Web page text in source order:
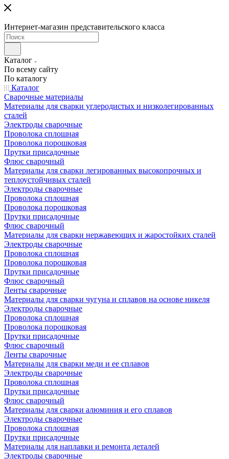
Интернет-магазин представительского класса
Каталог
По всему сайту
По каталогу
Каталог
Сварочные материалы
Материалы для сварки углеродистых и низколегированных
сталей
Электроды сварочные
Проволока сплошная
Проволока порошковая
Прутки присадочные
Флюс сварочный
Материалы для сварки легированных высокопрочных и
теплоустойчивых сталей
Электроды сварочные
Проволока сплошная
Проволока порошковая
Прутки присадочные
Флюс сварочный
Материалы для сварки нержавеющих и жаростойких сталей
Электроды сварочные
Проволока сплошная
Проволока порошковая
Прутки присадочные
Флюс сварочный
Ленты сварочные
Материалы для сварки чугуна и сплавов на основе никеля
Электроды сварочные
Проволока сплошная
Проволока порошковая
Прутки присадочные
Флюс сварочный
Ленты сварочные
Материалы для сварки меди и ее сплавов
Электроды сварочные
Проволока сплошная
Прутки присадочные
Флюс сварочный
Материалы для сварки алюминия и его сплавов
Электроды сварочные
Проволока сплошная
Прутки присадочные
Материалы для наплавки и ремонта деталей
Электроды сварочные